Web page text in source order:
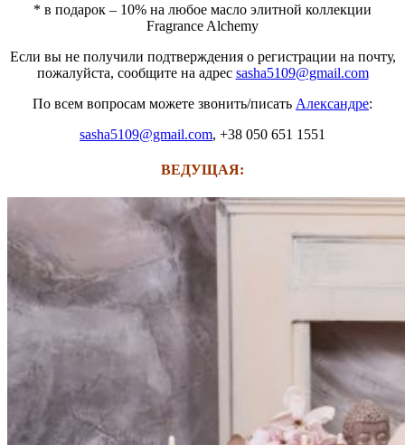
* в подарок – 10% на любое масло элитной коллекции
Fragrance Alchemy
Если вы не получили подтверждения о регистрации на почту,
пожалуйста, сообщите на адрес sasha5109@gmail.com
По всем вопросам можете звонить/писать Александре:
sasha5109@gmail.com, +38 050 651 1551
ВЕДУЩАЯ: